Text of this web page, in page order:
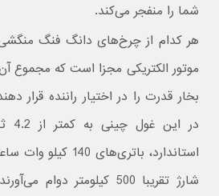
شما را منفجر می‌کند.
استاندارد،
شارژ تقریبا 500 کیلومتر